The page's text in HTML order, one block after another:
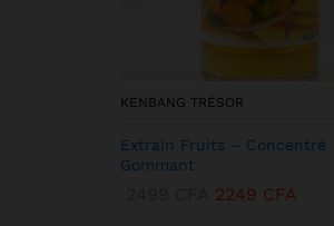
KENBANG TRÉSOR
Extrain Fruits – Concentré
Gommant
2249 CFA